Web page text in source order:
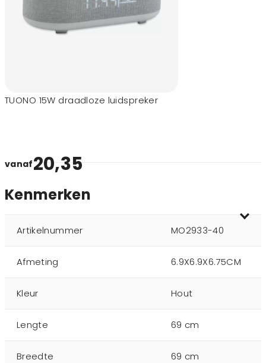
TUONO 15W draadloze luidspreker
vanaf20,35
Kenmerken
Artikelnummer MO2933-40
Afmeting 6.9X6.9X6.75CM
Kleur Hout
Lengte 69 cm
Breedte 69 cm